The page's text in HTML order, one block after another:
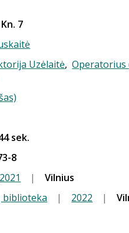
7
Uzėlaitė,Operatorius
sek.
8
2021 |
Vilnius
biblioteka | 2022 |